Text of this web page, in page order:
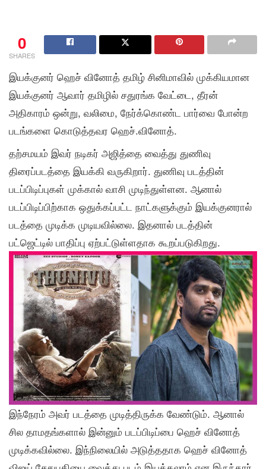
0
SHARES
இயக்குனர் ஹெச் வினோத் தமிழ் சினிமாவில் முக்கியமான
இயக்குனர் ஆவார் தமிழில் சதுரங்க வேட்டை, தீரன்
அதிகாரம் ஒன்று, வலிமை, நேர்க்கொண்ட பார்வை போன்ற
படங்களை கொடுத்தவர ஹெச்.வினோத்.
தற்சமயம் இவர் நடிகர் அஜித்தை வைத்து துணிவு
திரைப்படத்தை இயக்கி வருகிறார். துணிவு படத்தின்
படப்பிடிப்புகள் முக்கால் வாசி முடிந்துள்ளன. ஆனால்
படப்பிடிப்பிற்காக ஒதுக்கப்பட்ட நாட்களுக்கும் இயக்குனரால்
படத்தை முடிக்க முடியவில்லை. இதனால் படத்தின்
பட்ஜெட்டில் பாதிப்பு ஏற்பட்டுள்ளதாக கூறப்படுகிறது.
இந்நேரம் அவர் படத்தை முடித்திருக்க வேண்டும். ஆனால்
சில தாமதங்களால் இன்னும் படப்பிடிப்பை ஹெச் வினோத்
முடிக்கவில்லை. இந்நிலையில் அடுத்ததாக ஹெச் வினோத்